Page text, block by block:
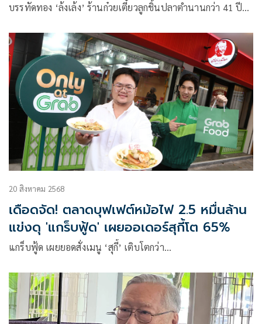
บรรทัดทอง ‘ล้งเล้ง’ ร้านก๋วยเตี๋ยวลูกชิ้นปลาตำนานกว่า 41 ปี
20 สิงหาคม 2568
เดือดจัด! ตลาดบุฟเฟต์หม้อไฟ 2.5 หมื่นล้าน
แข่งดุ 'แกร็บฟู้ด' เผยออเดอร์สุกี้โต 65%
แกร็บฟู้ด เผยยอดสั่งเมนู ‘สุกี้’ เติบโตกว่า…